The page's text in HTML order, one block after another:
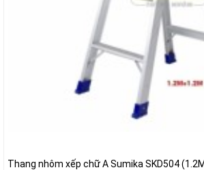
Thang nhôm xếp chữ A Sumika SKD504